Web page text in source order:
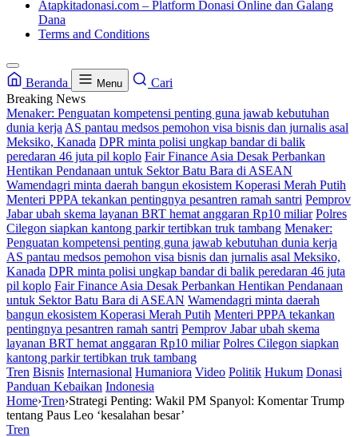
Atapkitadonasi.com – Platform Donasi Online dan Galang
Dana
Terms and Conditions
Beranda Menu
Cari
Breaking News
Menaker: Penguatan kompetensi penting guna jawab kebutuhan
dunia kerja AS pantau medsos pemohon visa bisnis dan jurnalis asal
Meksiko, Kanada DPR minta polisi ungkap bandar di balik
peredaran 46 juta pil koplo Fair Finance Asia Desak Perbankan
Hentikan Pendanaan untuk Sektor Batu Bara di ASEAN
Wamendagri minta daerah bangun ekosistem Koperasi Merah Putih
Menteri PPPA tekankan pentingnya pesantren ramah santri Pemprov
Jabar ubah skema layanan BRT hemat anggaran Rp10 miliar Polres
Cilegon siapkan kantong parkir tertibkan truk tambang Menaker:
Penguatan kompetensi penting guna jawab kebutuhan dunia kerja
AS pantau medsos pemohon visa bisnis dan jurnalis asal Meksiko,
Kanada DPR minta polisi ungkap bandar di balik peredaran 46 juta
pil koplo Fair Finance Asia Desak Perbankan Hentikan Pendanaan
untuk Sektor Batu Bara di ASEAN Wamendagri minta daerah
bangun ekosistem Koperasi Merah Putih Menteri PPPA tekankan
pentingnya pesantren ramah santri Pemprov Jabar ubah skema
layanan BRT hemat anggaran Rp10 miliar Polres Cilegon siapkan
kantong parkir tertibkan truk tambang
Tren Bisnis Internasional Humaniora Video Politik Hukum Donasi
Panduan Kebaikan Indonesia
Home›Tren›Strategi Penting: Wakil PM Spanyol: Komentar Trump
tentang Paus Leo ‘kesalahan besar’
Tren